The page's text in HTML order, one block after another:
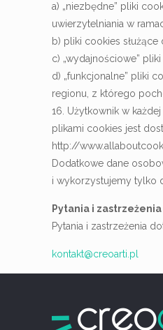
a) „niezbędne” pliki
uwierzytelniania w
b) pliki cookies
c) „wydajnościowe”
d) „funkcjonalne” pliki
regionu, z którego
16. Użytkownik w
plikami cookies jest
http://
Dodatkowe dane
i wykorzystujemy tylko
Pytania i zastrzeżenia
Pytania i zastrzeżenia
kontakt@creoarti.pl